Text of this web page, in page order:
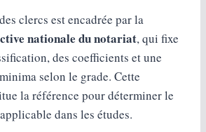
clercs est encadrée par la
nationale du notariat, qui fixe
des coefficients et une
selon le grade. Cette
la référence pour déterminer le
dans les études.